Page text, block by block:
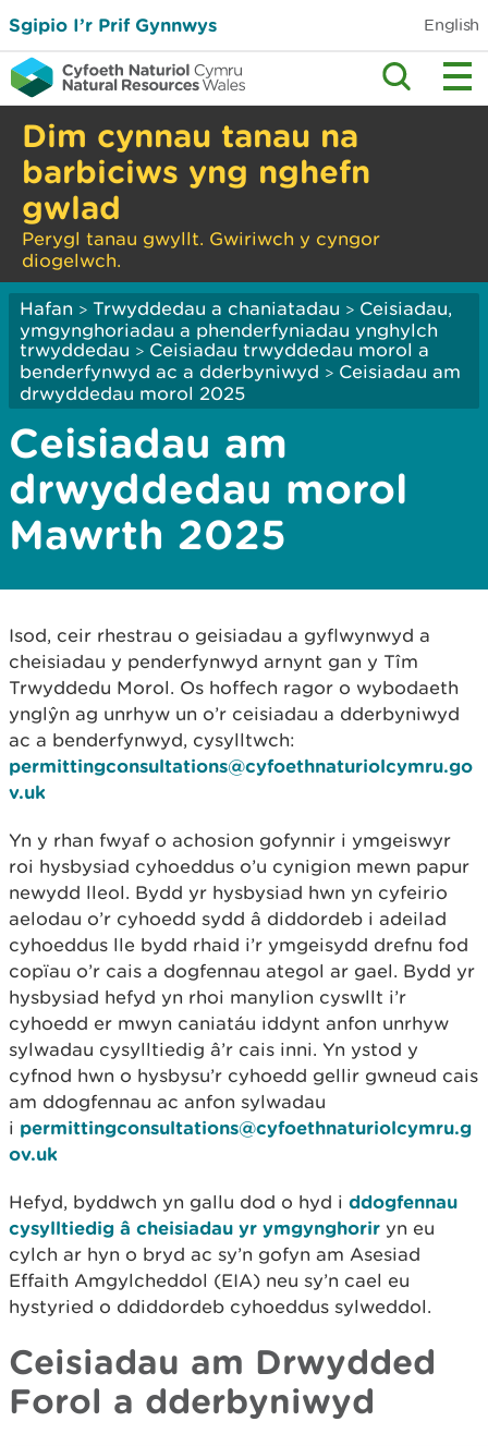
Sgipio I’r Prif Gynnwys English
Dim cynnau tanau na
barbiciws yng nghefn
gwlad
Perygl tanau gwyllt. Gwiriwch y cyngor
diogelwch.
Hafan > Trwyddedau a chaniatadau > Ceisiadau,
ymgynghoriadau a phenderfyniadau ynghylch
trwyddedau > Ceisiadau trwyddedau morol a
benderfynwyd ac a dderbyniwyd > Ceisiadau am
drwyddedau morol 2025
Ceisiadau am
drwyddedau morol
Mawrth 2025
Isod, ceir rhestrau o geisiadau a gyflwynwyd a
cheisiadau y penderfynwyd arnynt gan y Tîm
Trwyddedu Morol. Os hoffech ragor o wybodaeth
ynglŷn ag unrhyw un o’r ceisiadau a dderbyniwyd
ac a benderfynwyd, cysylltwch:
permittingconsultations@cyfoethnaturiolcymru.go
v.uk
Yn y rhan fwyaf o achosion gofynnir i ymgeiswyr
roi hysbysiad cyhoeddus o’u cynigion mewn papur
newydd lleol. Bydd yr hysbysiad hwn yn cyfeirio
aelodau o’r cyhoedd sydd â diddordeb i adeilad
cyhoeddus lle bydd rhaid i’r ymgeisydd drefnu fod
copïau o’r cais a dogfennau ategol ar gael. Bydd yr
hysbysiad hefyd yn rhoi manylion cyswllt i’r
cyhoedd er mwyn caniatáu iddynt anfon unrhyw
sylwadau cysylltiedig â’r cais inni. Yn ystod y
cyfnod hwn o hysbysu’r cyhoedd gellir gwneud cais
am ddogfennau ac anfon sylwadau
i permittingconsultations@cyfoethnaturiolcymru.g
ov.uk
Hefyd, byddwch yn gallu dod o hyd i ddogfennau
cysylltiedig â cheisiadau yr ymgynghorir yn eu
cylch ar hyn o bryd ac sy’n gofyn am Asesiad
Effaith Amgylcheddol (EIA) neu sy’n cael eu
hystyried o ddiddordeb cyhoeddus sylweddol.
Ceisiadau am Drwydded
Forol a dderbyniwyd